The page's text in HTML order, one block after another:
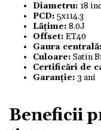
Diametru: 18
PCD: 5x114.3
Lățime: 8.0J
Offset: ET40
Gaura centrală:
Culoare: Satin
Certificări de
Garanție: 3 ani
Beneficii